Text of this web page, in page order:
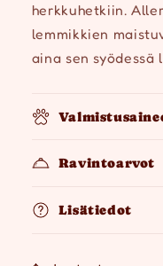
herkkuhetkiin.
lemmikkien
aina sen
Ravintoarvot
Lisätiedot